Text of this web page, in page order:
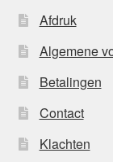
Afdruk
Algemene
Betalingen
Contact
Klachten